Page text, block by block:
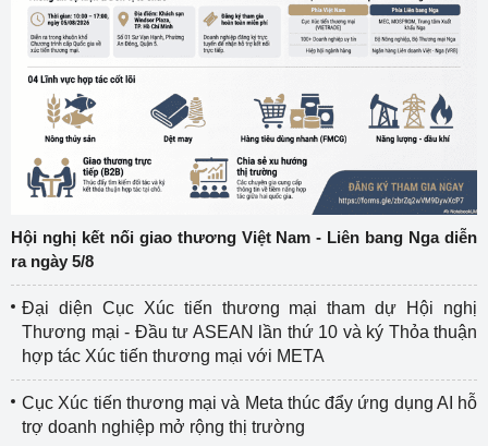
Hội nghị kết nối giao thương Việt Nam - Liên bang Nga diễn
ra ngày 5/8
Đại diện Cục Xúc tiến thương mại tham dự Hội nghị
Thương mại - Đầu tư ASEAN lần thứ 10 và ký Thỏa thuận
hợp tác Xúc tiến thương mại với META
Cục Xúc tiến thương mại và Meta thúc đẩy ứng dụng AI hỗ
trợ doanh nghiệp mở rộng thị trường